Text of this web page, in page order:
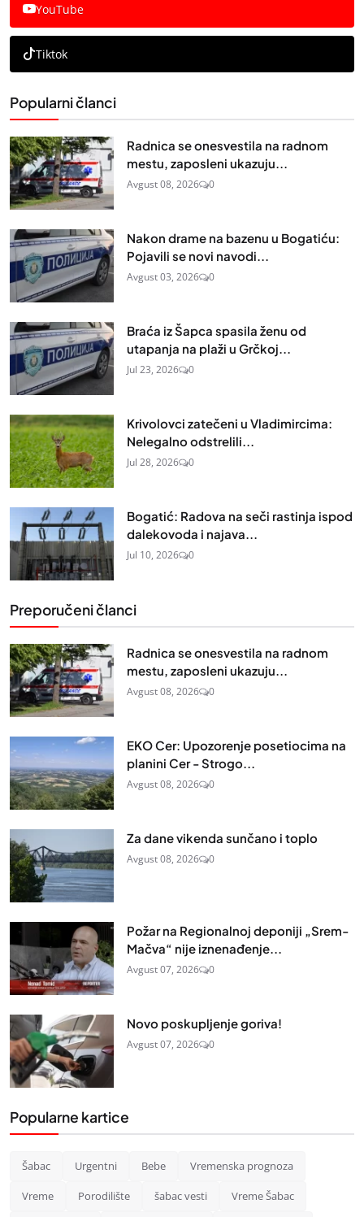
YouTube
Tiktok
Popularni članci
Radnica se onesvestila na radnom
mestu, zaposleni ukazuju...
Avgust 08, 2026 0
Nakon drame na bazenu u Bogatiću:
Pojavili se novi navodi...
Avgust 03, 2026 0
Braća iz Šapca spasila ženu od
utapanja na plaži u Grčkoj...
Jul 23, 2026 0
Krivolovci zatečeni u Vladimircima:
Nelegalno odstrelili...
Jul 28, 2026 0
Bogatić: Radova na seči rastinja ispod
dalekovoda i najava...
Jul 10, 2026 0
Preporučeni članci
Radnica se onesvestila na radnom
mestu, zaposleni ukazuju...
Avgust 08, 2026 0
EKO Cer: Upozorenje posetiocima na
planini Cer - Strogo...
Avgust 08, 2026 0
Za dane vikenda sunčano i toplo
Avgust 08, 2026 0
Požar na Regionalnoj deponiji „Srem-
Mačva“ nije iznenađenje...
Avgust 07, 2026 0
Novo poskupljenje goriva!
Avgust 07, 2026 0
Popularne kartice
Šabac Urgentni Bebe Vremenska prognoza
Vreme Porodilište šabac vesti Vreme Šabac